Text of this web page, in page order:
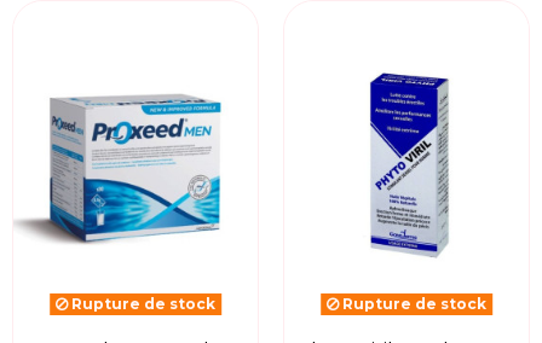
Rupture de stock Rupture de stock